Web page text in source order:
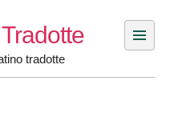
tradotte